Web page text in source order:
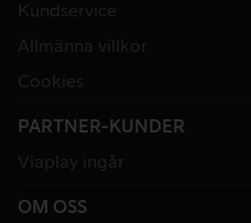
Kundservice
Allmänna villkor
Cookies
PARTNER-KUNDER
Viaplay ingår
OM OSS